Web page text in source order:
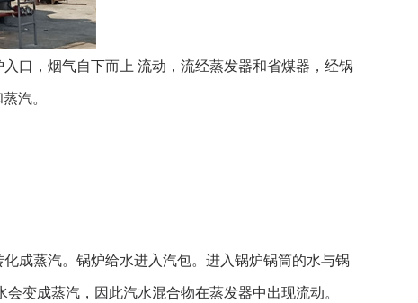
口，烟气自下而上 流动，流经蒸发器和省煤器，经锅
汽。
成蒸汽。锅炉给水进入汽包。进入锅炉锅筒的水与锅
变成蒸汽，因此汽水混合物在蒸发器中出现流动。